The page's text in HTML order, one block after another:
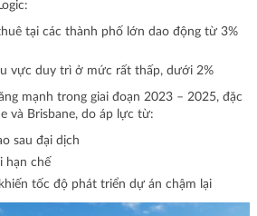
tại các thành phố lớn dao động từ 3%
vực duy trì ở mức rất thấp, dưới 2%
mạnh trong giai đoạn 2023 – 2025, đặc
và Brisbane, do áp lực từ:
sau đại dịch
hạn chế
tốc độ phát triển dự án chậm lại